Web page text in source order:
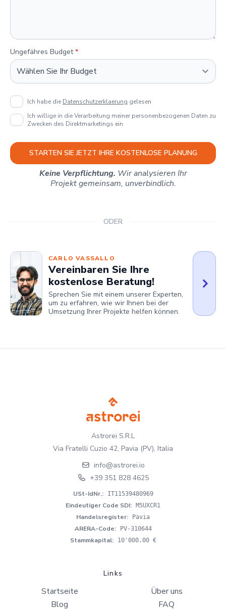
Ungefähres Budget *
Ich habe die Datenschutzerklaerung gelesen
Ich willige in die Verarbeitung meiner personenbezogenen Daten zu
Zwecken des Direktmarketings ein
STARTEN SIE JETZT IHRE KOSTENLOSE PLANUNG
Keine Verpflichtung. Wir analysieren Ihr
Projekt gemeinsam, unverbindlich.
ODER
CARLO VASSALLO
Vereinbaren Sie Ihre
kostenlose Beratung!
Sprechen Sie mit einem unserer Experten,
um zu erfahren, wie wir Ihnen bei der
Umsetzung Ihrer Projekte helfen können.
Astrorei S.R.L
Via Fratelli Cuzio 42, Pavia (PV), Italia
info@astrorei.io
+39 351 828 4625
USt-IdNr.: IT11539480969
Eindeutiger Code SDI: M5UXCR1
Handelsregister: Pavia
ARERA-Code: PV-310644
Stammkapital: 10'000.00 €
Links
Startseite
Über uns
Blog
FAQ